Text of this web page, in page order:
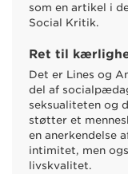
som en artikel i
Social Kritik.
Ret til
Det er Lines og
del af
seksualiteten og
støtter et
en anerkendelse
intimitet, men
livskvalitet.